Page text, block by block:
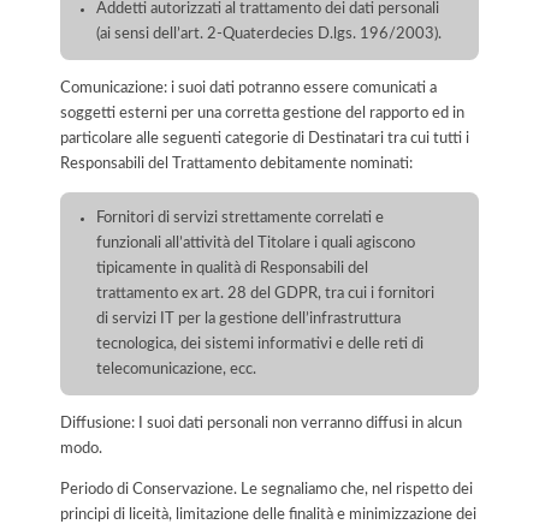
Addetti autorizzati al trattamento dei dati personali
(ai sensi dell’art. 2-Quaterdecies D.lgs. 196/2003).
Comunicazione: i suoi dati potranno essere comunicati a
soggetti esterni per una corretta gestione del rapporto ed in
particolare alle seguenti categorie di Destinatari tra cui tutti i
Responsabili del Trattamento debitamente nominati:
Fornitori di servizi strettamente correlati e
funzionali all’attività del Titolare i quali agiscono
tipicamente in qualità di Responsabili del
trattamento ex art. 28 del GDPR, tra cui i fornitori
di servizi IT per la gestione dell’infrastruttura
tecnologica, dei sistemi informativi e delle reti di
telecomunicazione, ecc.
Diffusione: I suoi dati personali non verranno diffusi in alcun
modo.
Periodo di Conservazione. Le segnaliamo che, nel rispetto dei
principi di liceità, limitazione delle finalità e minimizzazione dei